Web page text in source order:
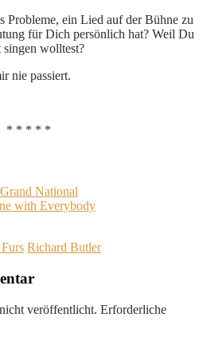
Probleme, ein Lied auf der Bühne zu
für Dich persönlich hat? Weil Du
wolltest?
nie passiert.
* * * * *
National
with Everybody
Richard Butler
veröffentlicht. Erforderliche